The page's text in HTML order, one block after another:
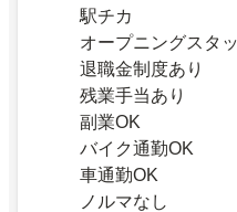
駅チカ
オープニングスタ
退職金制度あり
残業手当あり
副業OK
バイク通勤OK
車通勤OK
ノルマなし